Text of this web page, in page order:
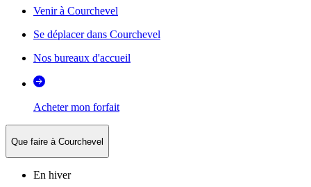
Venir à Courchevel
Se déplacer dans Courchevel
Nos bureaux d'accueil
Acheter mon forfait
Que faire à Courchevel
En hiver